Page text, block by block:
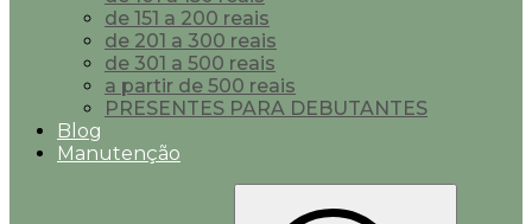
de 151 a 200 reais
de 201 a 300 reais
de 301 a 500 reais
a partir de 500 reais
PRESENTES PARA DEBUTANTES
Blog
Manutenção